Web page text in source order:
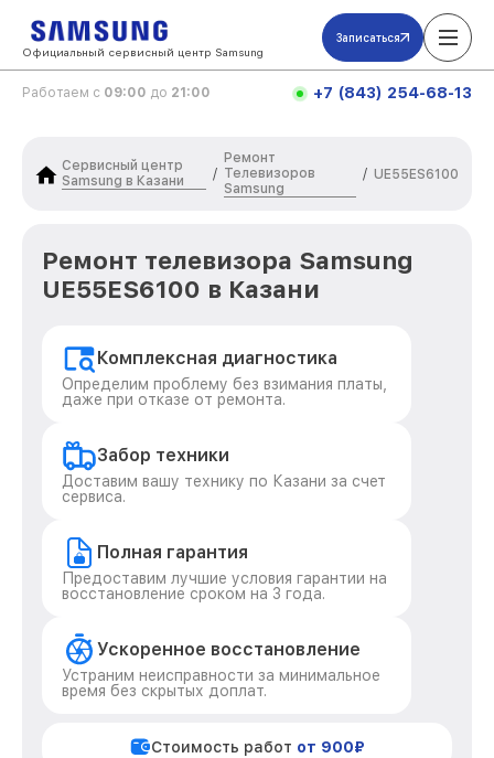
Официальный сервисный центр Samsung
Записаться
Работаем с 09:00 до 21:00 +7 (843) 254-68-13
Сервисный центр
Samsung в Казани
/
Ремонт
Телевизоров
Samsung
/ UE55ES6100
Ремонт телевизора Samsung
UE55ES6100 в Казани
Комплексная диагностика
Определим проблему без взимания платы,
даже при отказе от ремонта.
Забор техники
Доставим вашу технику по Казани за счет
сервиса.
Полная гарантия
Предоставим лучшие условия гарантии на
восстановление сроком на 3 года.
Ускоренное восстановление
Устраним неисправности за минимальное
время без скрытых доплат.
Стоимость работ от 900₽